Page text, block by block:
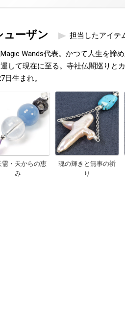
ューザン 担当したアイテ
Wands代表。かつて人生を諦
して現在に至る。寺社仏閣巡りと
日生まれ。
需・天からの恵
み
魂の輝きと無事の祈
り